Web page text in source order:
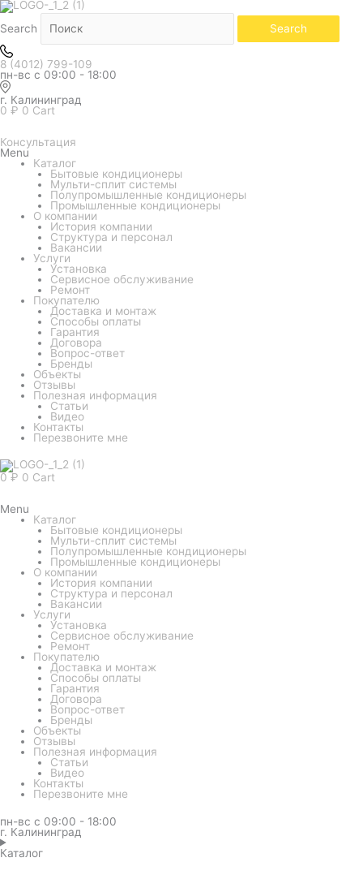
Search Search
8 (4012) 799-109
пн-вс с 09:00 - 18:00
г. Калининград
0 ₽ 0 Cart
Консультация
Menu
Каталог
Бытовые кондиционеры
Мульти-сплит системы
Полупромышленные кондиционеры
Промышленные кондиционеры
О компании
История компании
Структура и персонал
Вакансии
Услуги
Установка
Сервисное обслуживание
Ремонт
Покупателю
Доставка и монтаж
Способы оплаты
Гарантия
Договора
Вопрос-ответ
Бренды
Объекты
Отзывы
Полезная информация
Статьи
Видео
Контакты
Перезвоните мне
0 ₽ 0 Cart
Menu
Каталог
Бытовые кондиционеры
Мульти-сплит системы
Полупромышленные кондиционеры
Промышленные кондиционеры
О компании
История компании
Структура и персонал
Вакансии
Услуги
Установка
Сервисное обслуживание
Ремонт
Покупателю
Доставка и монтаж
Способы оплаты
Гарантия
Договора
Вопрос-ответ
Бренды
Объекты
Отзывы
Полезная информация
Статьи
Видео
Контакты
Перезвоните мне
пн-вс с 09:00 - 18:00
г. Калининград
Каталог
Количество
товара
Внутренний
блок
мульти
системы
HITACHI
Multizone
Comfort
X-
COMFORT
18REF
(настенный)